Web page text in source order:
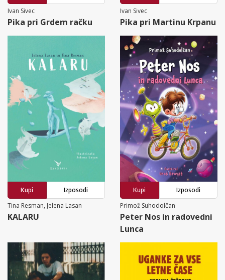
Ivan Sivec
Pika pri Grdem račku
Ivan Sivec
Pika pri Martinu Krpanu
Kupi
Izposodi
Tina Resman, Jelena Lasan
KALARU
Kupi
Izposodi
Primož Suhodolčan
Peter Nos in radovedni
Lunca